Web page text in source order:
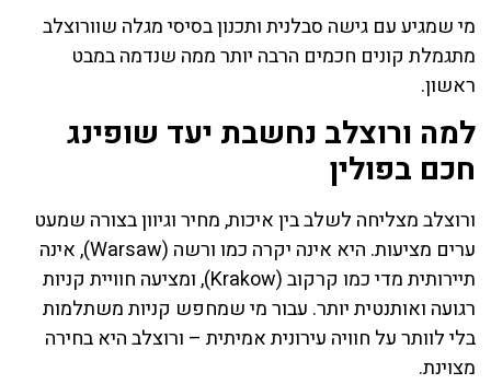
מי שמגיע עם גישה סבלנית ותכנון בסיסי מגלה שוורוצלב
מתגמלת קונים חכמים הרבה יותר ממה שנדמה במבט
ראשון.
למה ורוצלב נחשבת יעד שופינג
חכם בפולין
ורוצלב מצליחה לשלב בין איכות, מחיר וגיוון בצורה שמעט
ערים מציעות. היא אינה יקרה כמו ורשה (Warsaw), אינה
תיירותית מדי כמו קרקוב (Krakow), ומציעה חוויית קניות
רגועה ואותנטית יותר. עבור מי שמחפש קניות משתלמות
בלי לוותר על חוויה עירונית אמיתית – ורוצלב היא בחירה
מצוינת.